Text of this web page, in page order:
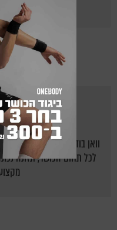
מאת
וואן בודי - אתר הכושר של
לכל תחום הכושר, תזונה